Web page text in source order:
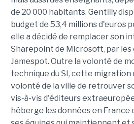
de 20 000 habitants. Gentilly
budget de 53,4 millions d'euros
elle a décidé de remplacer son
Sharepoint de Microsoft, par les
Jamespot. Outre la volonté de
technique du SI, cette migration
volonté de la ville de retrouver
vis-à-vis d'éditeurs
héberge les données en France